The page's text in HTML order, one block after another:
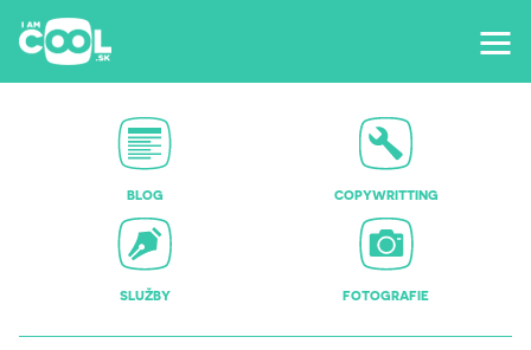
BLOG COPYWRITTING
SLUŽBY FOTOGRAFIE